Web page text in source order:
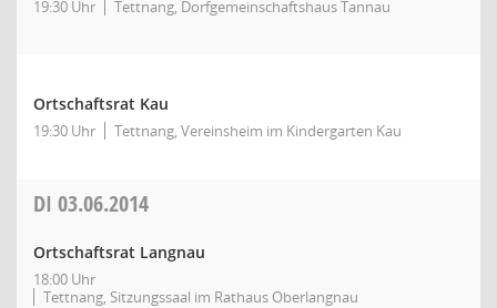
19:30 Uhr Tettnang, Dorfgemeinschaftshaus Tannau
Ortschaftsrat Kau
19:30 Uhr Tettnang, Vereinsheim im Kindergarten Kau
DI 03.06.2014
Ortschaftsrat Langnau
18:00 Uhr
Tettnang, Sitzungssaal im Rathaus Oberlangnau